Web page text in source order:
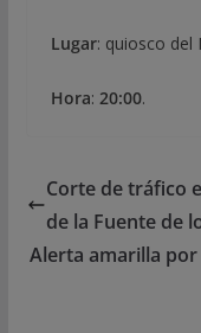
Lugar: quiosco del
Hora: 20:00.
Corte de tráfico
de la Fuente de
Alerta amarilla